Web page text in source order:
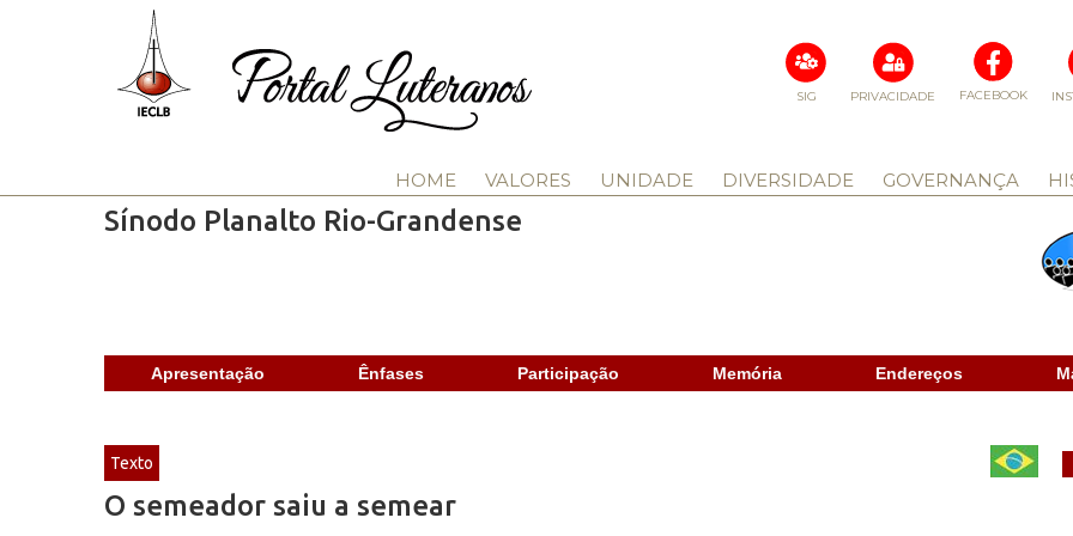
FACEBOOK
PRIVACIDADE
SIG
HOME VALORES UNIDADE DIVERSIDADE GOVERNANÇA
Sínodo Planalto Rio-Grandense
Apresentação Ênfases Participação Memória Endereços
Texto
O semeador saiu a semear